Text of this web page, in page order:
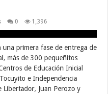
0 1,396
una primera fase de entrega de
más de 300 pequeñitos
de Educación Inicial
e Independencia
Libertador, Juan Perozo y